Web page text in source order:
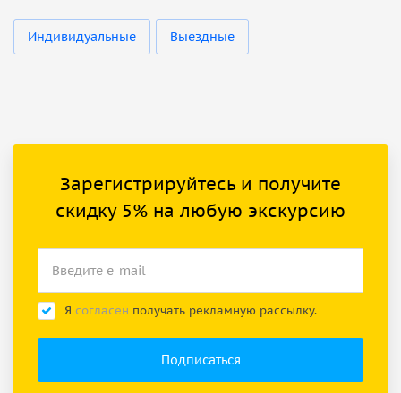
Индивидуальные Выездные
Зарегистрируйтесь и получите
скидку 5% на любую экскурсию
Я согласен получать рекламную рассылку.